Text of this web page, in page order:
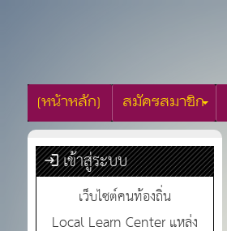
[หน้าหลัก] สมัครสมาชิก
เข้าสู่ระบบ
เว็บไซต์คนท้องถิ่น
Local Learn Center แหล่ง